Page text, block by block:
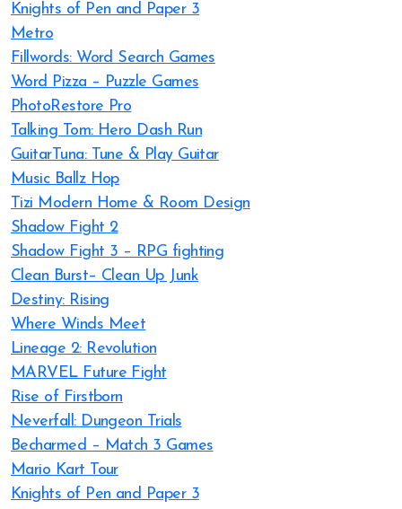
Knights of Pen and Paper 3
Metro
Fillwords: Word Search Games
Word Pizza – Puzzle Games
PhotoRestore Pro
Talking Tom: Hero Dash Run
GuitarTuna: Tune & Play Guitar
Music Ballz Hop
Tizi Modern Home & Room Design
Shadow Fight 2
Shadow Fight 3 – RPG fighting
Clean Burst– Clean Up Junk
Destiny: Rising
Where Winds Meet
Lineage 2: Revolution
MARVEL Future Fight
Rise of Firstborn
Neverfall: Dungeon Trials
Becharmed – Match 3 Games
Mario Kart Tour
Knights of Pen and Paper 3